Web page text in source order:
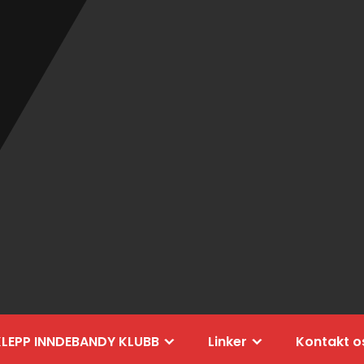
INNDEBANDY KLUBB Linker Kontakt